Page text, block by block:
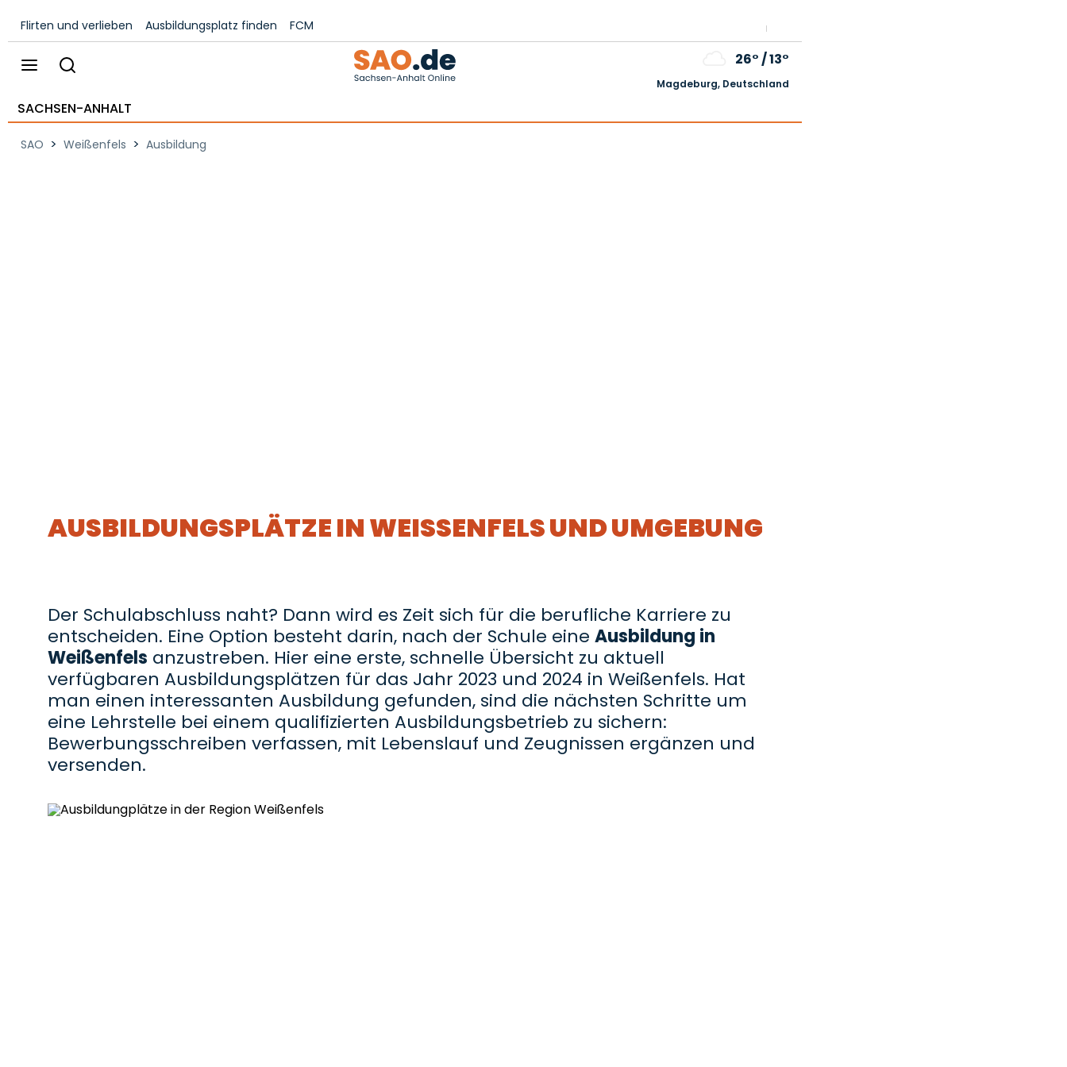
Flirten und verlieben Ausbildungsplatz finden FCM
26°/13°
Magdeburg, Deutschland
SACHSEN-ANHALT
SAO > Weißenfels > Ausbildung
AUSBILDUNGSPLÄTZE IN WEISSENFELS UND UMGEBUNG
Der Schulabschluss naht? Dann wird es Zeit sich für die berufliche Karriere zu
entscheiden. Eine Option besteht darin, nach der Schule eine Ausbildung in
Weißenfels anzustreben. Hier eine erste, schnelle Übersicht zu aktuell
verfügbaren Ausbildungsplätzen für das Jahr 2023 und 2024 in Weißenfels. Hat
man einen interessanten Ausbildung gefunden, sind die nächsten Schritte um
eine Lehrstelle bei einem qualifizierten Ausbildungsbetrieb zu sichern:
Bewerbungsschreiben verfassen, mit Lebenslauf und Zeugnissen ergänzen und
versenden.